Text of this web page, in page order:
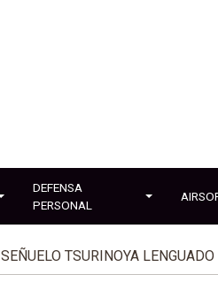
DEFENSA
PERSONAL
SEÑUELO TSURINOYA